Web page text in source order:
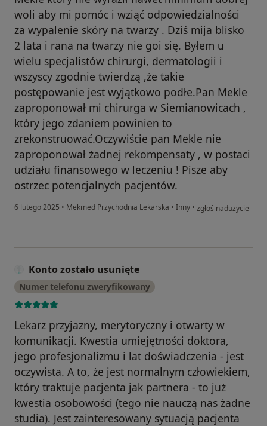
woli aby mi pomóc i wziąć odpowiedzialności
za wypalenie skóry na twarzy . Dziś mija blisko
2 lata i rana na twarzy nie goi się. Byłem u
wielu specjalistów chirurgi, dermatologii i
wszyscy zgodnie twierdzą ,że takie
postępowanie jest wyjątkowo podłe.Pan Mekle
zaproponował mi chirurga w Siemianowicach ,
który jego zdaniem powinien to
zrekonstruować.Oczywiście pan Mekle nie
zaproponował żadnej rekompensaty , w postaci
udziału finansowego w leczeniu ! Pisze aby
ostrzec potencjalnych pacjentów.
6 lutego 2025 • Mekmed Przychodnia Lekarska • Inny • w opinii użytkownika
zgłoś nadużycie
Konto zostało usunięte
Numer telefonu zweryfikowany
Lekarz przyjazny, merytoryczny i otwarty w
komunikacji. Kwestia umiejętności doktora,
jego profesjonalizmu i lat doświadczenia - jest
oczywista. A to, że jest normalnym człowiekiem,
który traktuje pacjenta jak partnera - to już
kwestia osobowości (tego nie nauczą nas żadne
studia). Jest zainteresowany sytuacją pacjenta